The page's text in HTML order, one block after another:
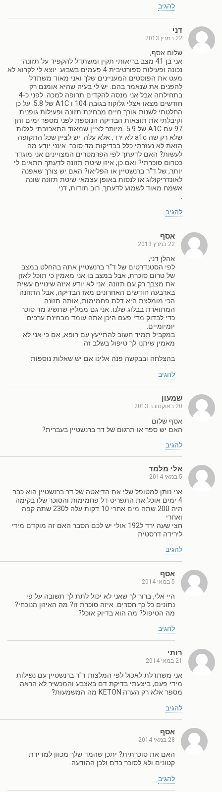
להגיב
דני
22 במרץ 2013
שלום אסף,
אני בן 41 מצב בריאותי תקין ומשתדל להקפיד על תזונה
נכונה ופעילות ספורטיבית 4 פעמים בשבוע. יוצא לי לקרוא לא
מעט את הפוסטים המעניינים שלך ואני מאוד משתדל
להפנים את שנאמר בהם. יש לי בעיה שהיא אומנם רק
בתחילתה אבל אני מנסה להקדים תרופה למכה. לפני כ-4
חודשים מצאו אצלי גלוקוז בגובה 104 ו A1C של 5.8. על כן
החלטתי לשנות אורך חיים מבחינת תזונה ופעילות גופנית
וקיבלתי את תוצאות הבדיקה הנוספת לפני מספר ימים והן
97 עם A1C של 5.9. מיותר לציין שמאוד התאכזבתי לגלות
שלא רק שה a1c לא ירד, אלא עלה. יש לציין שכל התקופה
הזאת לא נעזרתי כלל בבדיקות מד סוכר. אינני יודע מה
לעשות? האם לדעתך לפי הפרמטרים המצויינים אני מוגדר
כטרום סוכרתי? ואם כן, איזו שיטת תזונה לדעתך תתאים לי
יותר, של ד"ר ברנשטיין או הפליאו? האם יש צורך שאפנה
לאונדריקולוג או לנסות באופן עצמאי שיטת תזונה שונה.
אשמח מאוד לשמוע לדעתך. רוב תודות, דני
.
להגיב
אסף
22 במרץ 2013
אהלן דני,
לפי הסטנדרטים של ד"ר ברנשטיין אתה בהחלט במצב
של טרום סוכרת, אבל במצב בו אני מאמין כי תוכל לאזן
את מצבך רק עם תזונה. אני לא יודע איזה שינויים עשית
בארבעה חודשים האחרונים מאז הבדיקה, אבל התזונה
הכי מומלצת היא דלת פחמימות, אותה תזונה
המתוארת בבלוג שלנו. אני גם ממליץ שתשיג מד סוכר
כדי לבדוק מדי פעם היכן אתה עומד מבחינת ערכים
יומיומיים.
במקביל תמיד חשוב להתייעץ עם רופא, אם כי אני לא
מאמין שיתנו לך טיפול בשלב זה.
בהצלחה ובבקשה פנה אלינו אם יש שאלות נוספות
להגיב
שמעון
20 באוקטובר 2013
אסף שלום
האם יש ספר או תרגום של דר ברנשטיין בעברית?
להגיב
אלי מלמד
5 במאי 2014
אני נותן למטופל שלי את הדיאטה של דר ברנשטיין הוא כבר
4 ימים אוכל את התפריט דל פחמימות והסוכר שלו בקימה
היה 200 שתה מים אחרי 10 דקות עלה ל230 שתה קפה
ואחרי
חצי שעה ירד ל192 אולי יש לכם הסבר האם זה מוקדם מידי
לירידה דרסטית
להגיב
אסף
5 במאי 2014
היי אלי, ברור לך שאני לא יכול לתת לך תשובה על פי
נתונים כל כך חסרים. איזה סוכרת זו? מה האיזון הנוכחי?
מה הטיפול? מה הוא בדיוק אוכל?
להגיב
רותי
21 במאי 2014
אני משתדלת לאכול לפי המלצות ד"ר ברנשטיין עם נפילות
מידי פעם, ביצעתי בדיקת דם באצבע והמכשיר לא הראה
מספר אלא רק הערה:KETON מה המשמעות?
להגיב
אסף
28 במאי 2014
האם את סוכרתית? יתכן שהמד שלך מכוון למדידת
קטונים ולא לסוכר בדם ולכן ההודעה.
להגיב